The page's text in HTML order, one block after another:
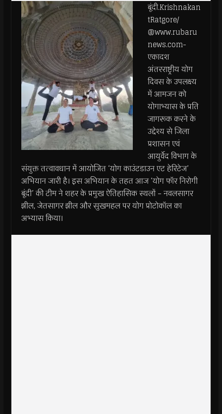
बूंदी.Krishnakan
tRatgore/
@www.rubaru
news.com-
एकादश
अंतरराष्ट्रीय योग
दिवस के उपलक्ष्य
में आमजन को
योगाभ्यास के प्रति
जागरूक करने के
उद्देश्य से जिला
प्रशासन एवं
आयुर्वेद विभाग के
संयुक्त तत्वावधान में आयोजित ‘योग काउंटडाउन एट हेरिटेज’
अभियान जारी है। इस अभियान के तहत आज ‘योग फॉर निरोगी
बूंदी’ की टीम ने शहर के प्रमुख ऐतिहासिक स्थलों – नवलसागर
झील, जेतसागर झील और सुखमहल पर योग प्रोटोकॉल का
अभ्यास किया।